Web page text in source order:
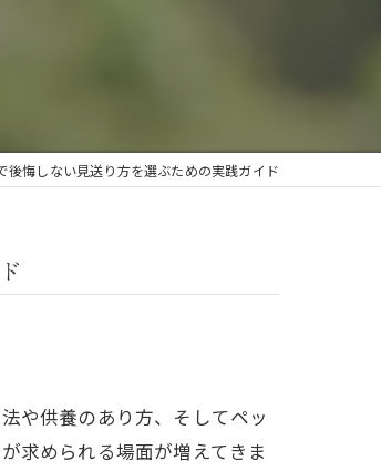
砥部ペットセレモニー
悔しない見送り方を選ぶための実践ガイド
や供養のあり方、そしてペッ
求められる場面が増えてきま